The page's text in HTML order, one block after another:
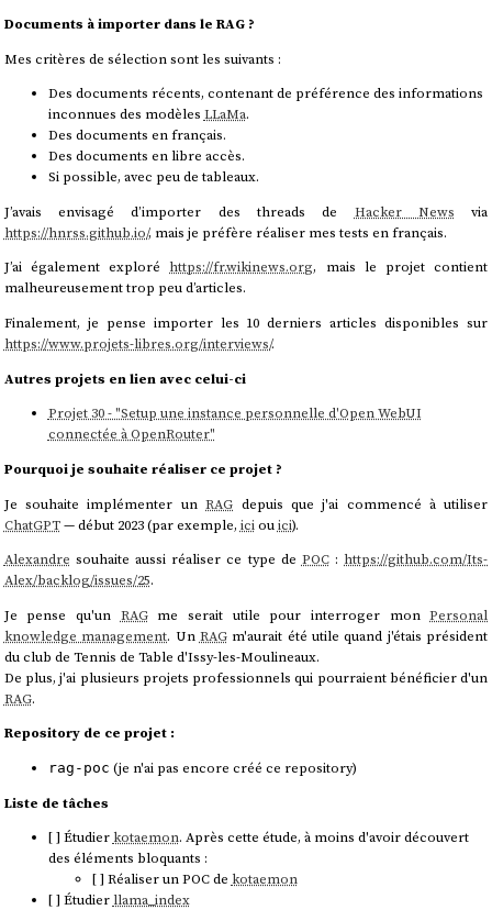
Documents à importer dans le RAG ?
Mes critères de sélection sont les suivants :
Des documents récents, contenant de préférence des informations
inconnues des modèles LLaMa.
Des documents en français.
Des documents en libre accès.
Si possible, avec peu de tableaux.
J’avais envisagé d’importer des threads de Hacker News via
https://hnrss.github.io/, mais je préfère réaliser mes tests en français.
J’ai également exploré https://fr.wikinews.org, mais le projet contient
malheureusement trop peu d’articles.
Finalement, je pense importer les 10 derniers articles disponibles sur
https://www.projets-libres.org/interviews/.
Autres projets en lien avec celui-ci
Projet 30 - "Setup une instance personnelle d'Open WebUI
connectée à OpenRouter"
Pourquoi je souhaite réaliser ce projet ?
Je souhaite implémenter unRAG depuis que j'ai commencé à utiliser
ChatGPT— début 2023 (par exemple, iciouici).
Alexandre souhaite aussi réaliser ce type de POC: https://github.com/Its-
Alex/backlog/issues/25.
Je pense qu'un RAGme serait utile pour interroger monPersonal
knowledge management. Un RAGm'aurait été utile quand j'étais président
du club de Tennis de Table d'Issy-les-Moulineaux.
De plus, j'ai plusieurs projets professionnels qui pourraient bénéficier d'un
RAG.
Repository de ce projet :
rag-poc (je n'ai pas encore créé ce repository)
Liste de tâches
[ ] Étudier kotaemon. Après cette étude, à moins d'avoir découvert
des éléments bloquants :
[ ] Réaliser un POC de kotaemon
[ ] Étudier llama_index